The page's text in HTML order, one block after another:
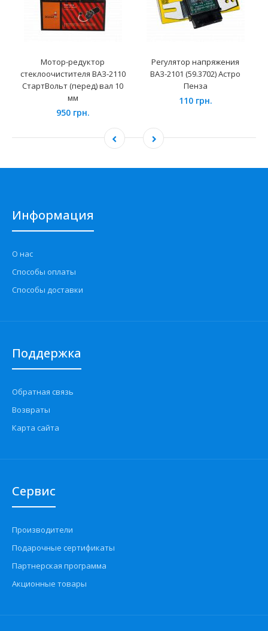
Мотор-редуктор
стеклоочистителя ВАЗ-2110
СтартВольт (перед) вал 10
мм
950 грн.
Регулятор напряжения
ВАЗ-2101 (59.3702) Астро
Пенза
110 грн.
Информация
О нас
Способы оплаты
Способы доставки
Поддержка
Обратная связь
Возвраты
Карта сайта
Сервис
Производители
Подарочные сертификаты
Партнерская программа
Акционные товары